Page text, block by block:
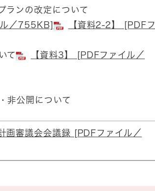
ランの改定について
／755KB]
【資料2-2】 [PDFフ
て
【資料3】 [PDFファイル／
非公開について
画審議会会議録 [PDFファイル／